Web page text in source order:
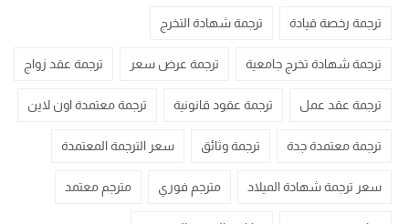
ترجمة رخصة قيادة ترجمة شهادة التخرج
ترجمة شهادة تخرج جامعية ترجمة عرض سعر ترجمة عقد زواج
ترجمة عقد عمل ترجمة عقود قانونية ترجمة معتمدة اون لاين
ترجمة معتمدة جدة ترجمة وثائق سعر الترجمة المعتمدة
سعر ترجمة شهادة الميلاد مترجم فوري مترجم معتمد